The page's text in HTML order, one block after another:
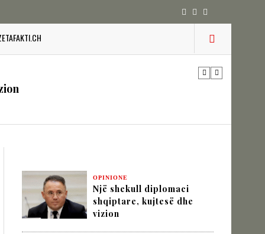
diplomatike e Turqisë
SHQIPTAR
OPINIONE
Një shekull diplomaci
shqiptare, kujtesë dhe
vizion